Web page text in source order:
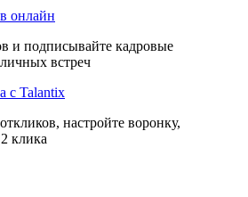
онлайн
и подписывайте кадровые
встреч
с Talantix
настройте воронку,
клика